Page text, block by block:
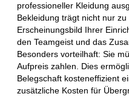
professioneller Kleidung
Bekleidung trägt nicht nur
Erscheinungsbild Ihrer
den Teamgeist und das
Besonders vorteilhaft: Sie
Aufpreis zahlen. Dies
Belegschaft kosteneffizient
zusätzliche Kosten für